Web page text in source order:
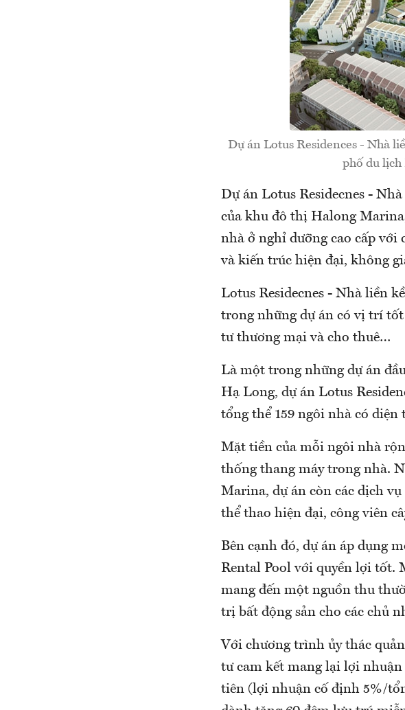
Dự án Lotus Residences - Nhà
phố du lịch
Dự án Lotus Residecnes -
của khu đô thị Halong
nhà ở nghỉ dưỡng cao cấp với
và kiến trúc hiện đại, không
Lotus Residecnes - Nhà liền
trong những dự án có vị trí
tư thương mại và cho thuê…
Là một trong những dự án
Hạ Long, dự án Lotus
tổng thể 159 ngôi nhà có diện
Mặt tiền của mỗi ngôi nhà
thống thang máy trong nhà.
Marina, dự án còn các dịch
thể thao hiện đại, công viên
Bên cạnh đó, dự án áp dụng
Rental Pool với quyền lợi tốt.
mang đến một nguồn thu
trị bất động sản cho các chủ
Với chương trình ủy thác
tư cam kết mang lại lợi
tiên (lợi nhuận cố định 5%/